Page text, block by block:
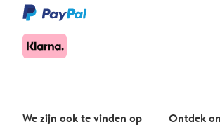
We zijn ook te vinden op Ontdek